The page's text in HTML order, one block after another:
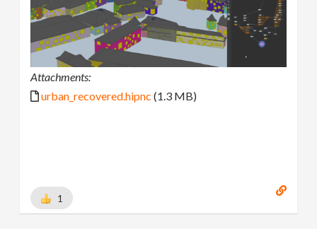
Attachments:
urban_recovered.hipnc (1.3 MB)
1